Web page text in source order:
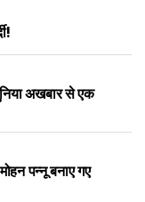
अखबार से एक
पन्नू बनाए गए